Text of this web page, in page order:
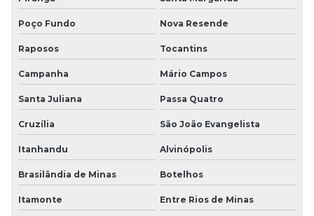
Poço Fundo Nova Resende
Raposos Tocantins
Campanha Mário Campos
Santa Juliana Passa Quatro
Cruzília São João Evangelista
Itanhandu Alvinópolis
Brasilândia de Minas Botelhos
Itamonte Entre Rios de Minas